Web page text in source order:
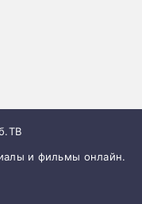
и фильмы онлайн.